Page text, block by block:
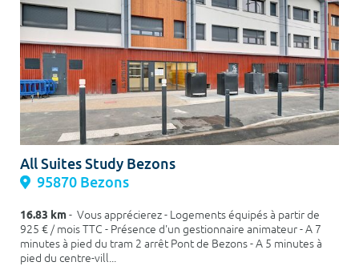
All Suites Study Bezons
95870 Bezons
16.83 km- Vous apprécierez - Logements équipés à partir de
925 € / mois TTC - Présence d'un gestionnaire animateur - A 7
minutes à pied du tram 2 arrêt Pont de Bezons - A 5 minutes à
pied du centre-vill...